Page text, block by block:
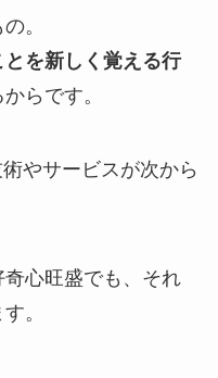
。
を新しく覚える行
らです。
やサービスが次から
心旺盛でも、それ
。